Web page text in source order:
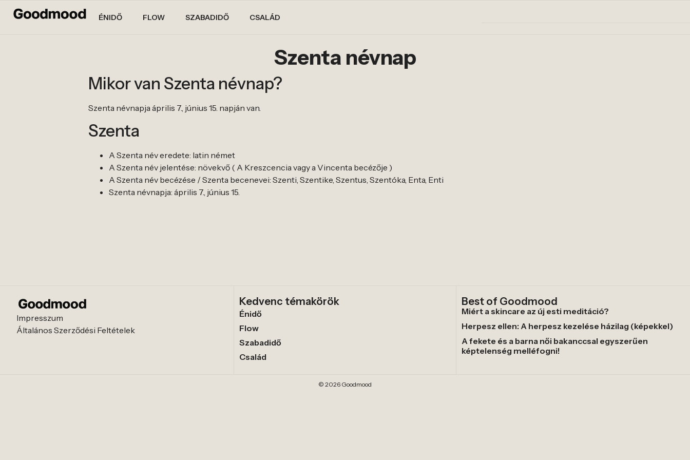
ÉNIDŐ FLOW SZABADIDŐ CSALÁD
Szenta névnap
Mikor van Szenta névnap?
Szenta névnapja április 7., június 15. napján van.
Szenta
A Szenta név eredete: latin német
A Szenta név jelentése: növekvő ( A Kreszcencia vagy a Vincenta becézője )
A Szenta név becézése / Szenta becenevei: Szenti, Szentike, Szentus, Szentóka, Enta, Enti
Szenta névnapja: április 7., június 15.
Impresszum
Általános Szerződési Feltételek
Kedvenc témakörök
Énidő
Flow
Szabadidő
Család
Best of Goodmood
Miért a skincare az új esti meditáció?
Herpesz ellen: A herpesz kezelése házilag (képekkel)
A fekete és a barna női bakanccsal egyszerűen
képtelenség melléfogni!
© 2026 Goodmood